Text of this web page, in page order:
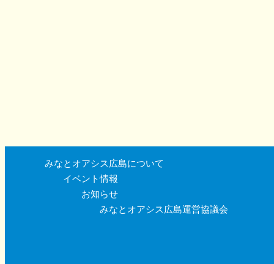
みなとオアシス広島について
イベント情報
お知らせ
みなとオアシス広島運営協議会